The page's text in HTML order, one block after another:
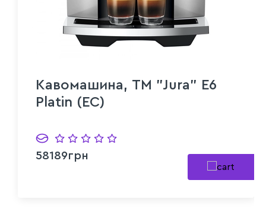
Кавомашина, TM "Jura" E6
Platin (EC)
58189грн